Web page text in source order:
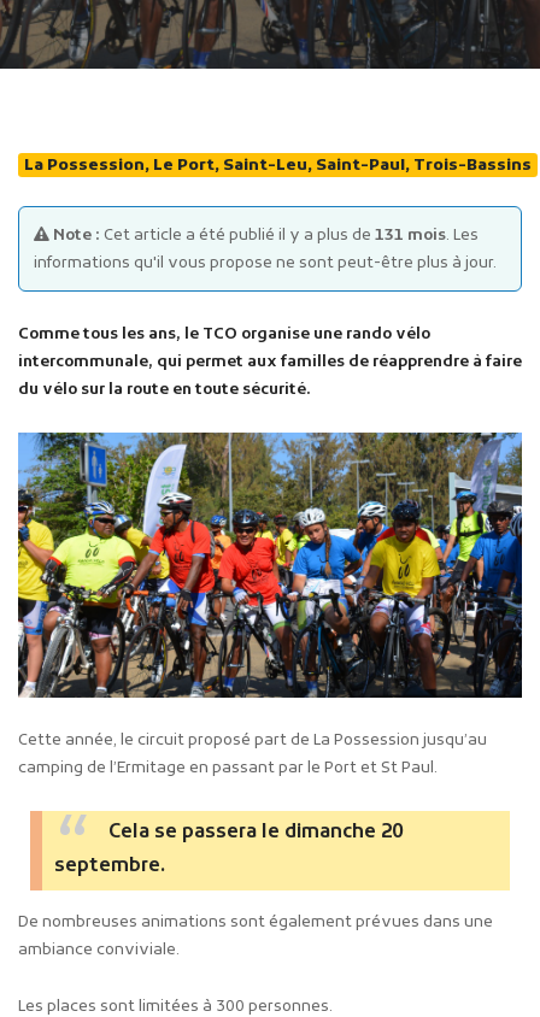
Publicité des actes
Marchés publics
Projets financés par l'Europe
La Possession, Le Port, Saint-Leu, Saint-Paul, Trois-Bassins
Note : Cet article a été publié il y a plus de 131 mois. Les
informations qu'il vous propose ne sont peut-être plus à jour.
Comme tous les ans, le TCO organise une rando vélo
intercommunale, qui permet aux familles de réapprendre à faire
du vélo sur la route en toute sécurité.
Cette année, le circuit proposé part de La Possession jusqu’au
camping de l’Ermitage en passant par le Port et St Paul.
Cela se passera le dimanche 20
septembre.
De nombreuses animations sont également prévues dans une
ambiance conviviale.
Les places sont limitées à 300 personnes.